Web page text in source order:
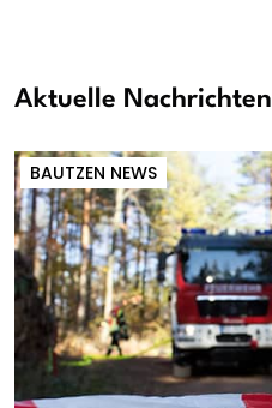
Aktuelle Nachrichten
BAUTZEN NEWS